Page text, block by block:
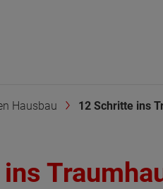
Hausbau 12 Schritte ins